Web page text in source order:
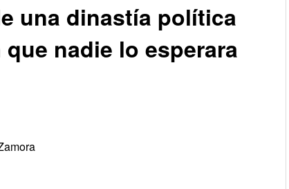
una dinastía política
nadie lo esperara